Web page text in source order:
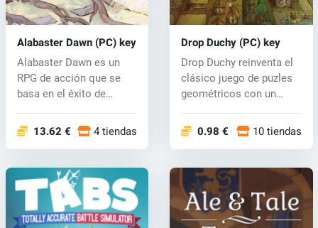
Alabaster Dawn (PC) key
Alabaster Dawn es un
RPG de acción que se
basa en el éxito de
13.62 € 4 tiendas
Drop Duchy (PC) key
Drop Duchy reinventa el
clásico juego de puzles
geométricos con un
0.98 € 10 tiendas